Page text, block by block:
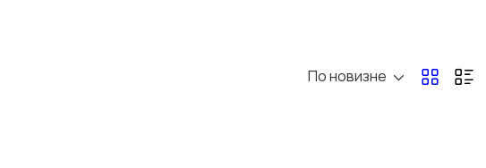
ремонт
По новизне